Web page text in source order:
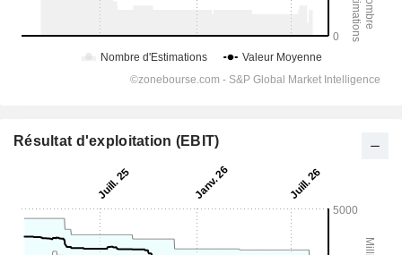
Résultat d'exploitation (EBIT)